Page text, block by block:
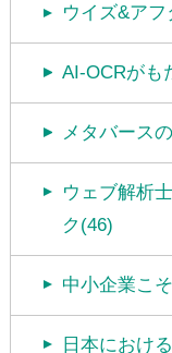
ウイズ&ア
AI-OCRがも
メタバース
ウェブ解析
ク(46)
中小企業こ
日本におけ